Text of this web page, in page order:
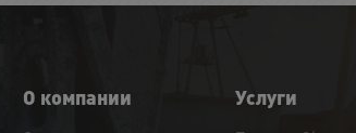
О компании Услуги